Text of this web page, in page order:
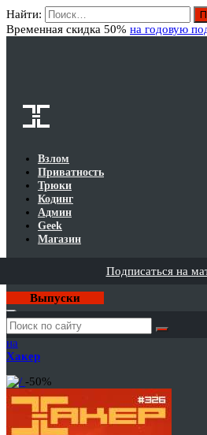
Найти:
Временная скидка 50% на годовую
Взлом
Приватность
Трюки
Кодинг
Админ
Geek
Магазин
Подписаться на
Выпуски
Годовая
подписка
на
Хакер
-50%